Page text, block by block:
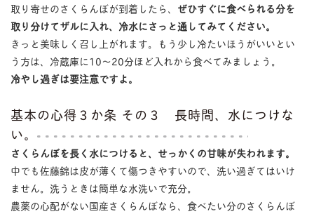
取り寄せのさくらんぼが到着したら、 ぜひすぐに食べられる分を
取り分けてザルに入れ、冷水にさっと通してみてください。
きっと美味しく召し上がれます。もう少し冷たいほうがいいとい
う方は、冷蔵庫に10〜20分ほど入れから食べてみましょう。
冷やし過ぎは要注意ですよ。
基本の心得３か条 その３ 長時間、水につけな
い。
さくらんぼを長く水につけると、せっかくの甘味が失われます。
中でも佐藤錦は皮が薄くて傷つきやすいので、洗い過ぎてはいけ
ません。洗うときは簡単な水洗いで充分。
農薬の心配がない国産さくらんぼなら、食べたい分のさくらんぼ